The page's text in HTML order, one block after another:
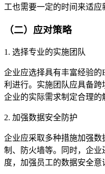
工也需要一定的时间来适应
（二）应对策略
1. 选择专业的实施团队
企业应选择具有丰富经验的
利进行。实施团队应具备
企业的实际需求制定合理的
2. 加强数据安全防护
企业应采取多种措施加强
制、防火墙等。同时，企业
度，加强员工的数据安全意